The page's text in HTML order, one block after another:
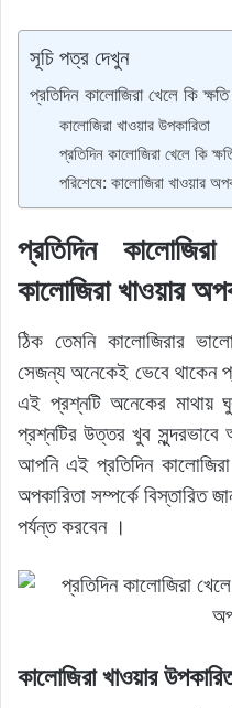
সূচি পত্র দেখুন
প্রতিদিন কালোজিরা খেলে কি
কালোজিরা খাওয়ার উপকারিতা
প্রতিদিন কালোজিরা খেলে কি
পরিশেষে: কালোজিরা খাওয়ার
প্রতিদিন
কালোজিরা খাওয়ার
ঠিক তেমনি কালোজিরার
সেজন্য অনেকেই ভেবে থাকেন
এই প্রশ্নটি অনেকের
প্রশ্নটির উত্তর খুব সুন্দরভাবে
আপনি এই প্রতিদিন
অপকারিতা সম্পর্কে বিস্তারিত
পর্যন্ত করবেন ।
কালোজিরা খাওয়ার